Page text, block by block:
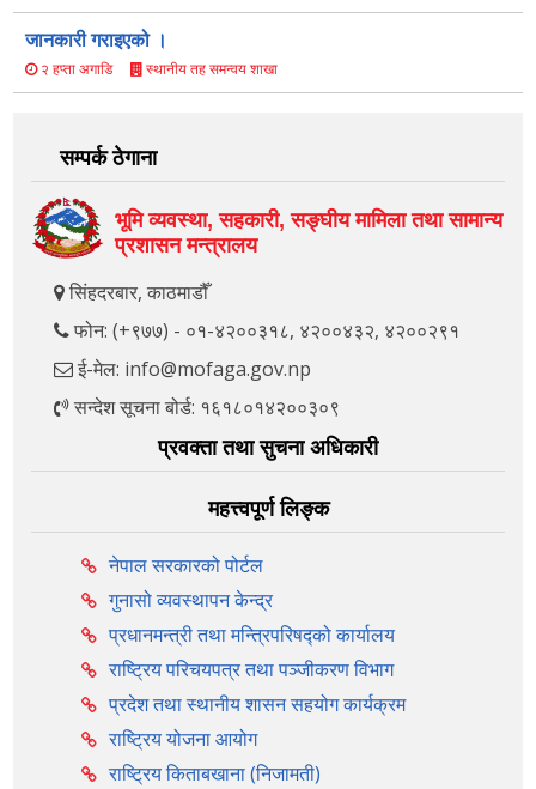
जानकारी गराइएको ।
२ हप्ता अगाडि स्थानीय तह समन्वय शाखा
सम्पर्क ठेगाना
भूमि व्यवस्था, सहकारी, सङ्‍घीय मामिला तथा सामान्य
प्रशासन मन्त्रालय
सिंहदरबार, काठमाडौँ
फोन: (+९७७) - ०१-४२००३१८, ४२००४३२, ४२००२९१
ई-मेल: info@mofaga.gov.np
सन्देश सूचना बोर्ड: १६१८०१४२००३०९
प्रवक्ता तथा सुचना अधिकारी
महत्त्वपूर्ण लिङ्क
नेपाल सरकारको पोर्टल
गुनासो व्यवस्थापन केन्द्र
प्रधानमन्त्री तथा मन्त्रिपरिषद्को कार्यालय
राष्ट्रिय परिचयपत्र तथा पञ्‍जीकरण विभाग
प्रदेश तथा स्थानीय शासन सहयोग कार्यक्रम
राष्ट्रिय योजना आयोग
राष्ट्रिय किताबखाना (निजामती)